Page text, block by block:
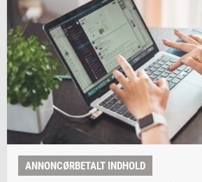
ANNONCØRBETALT INDHOLD